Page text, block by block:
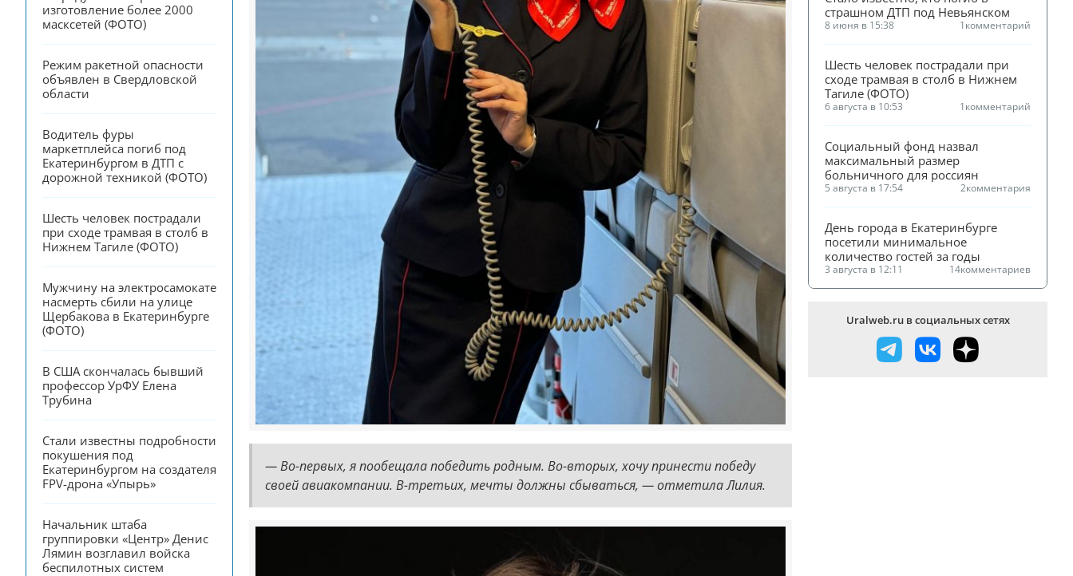
изготовление более 2000
масксетей (ФОТО)
Режим ракетной опасности
объявлен в Свердловской
области
Водитель фуры
маркетплейса погиб под
Екатеринбургом в ДТП с
дорожной техникой (ФОТО)
Шесть человек пострадали
при сходе трамвая в столб в
Нижнем Тагиле (ФОТО)
Мужчину на электросамокате
насмерть сбили на улице
Щербакова в Екатеринбурге
(ФОТО)
В США скончалась бывший
профессор УрФУ Елена
Трубина
Стали известны подробности
покушения под
Екатеринбургом на создателя
FPV-дрона «Упырь»
Начальник штаба
группировки «Центр» Денис
Лямин возглавил войска
беспилотных систем
— Во-первых, я пообещала победить родным. Во-вторых, хочу принести победу
своей авиакомпании. В-третьих, мечты должны сбываться, — отметила Лилия.
страшном ДТП под Невьянском
8 июня в 15:38 1комментарий
Шесть человек пострадали при
сходе трамвая в столб в Нижнем
Тагиле (ФОТО)
6 августа в 10:53 1комментарий
Социальный фонд назвал
максимальный размер
больничного для россиян
5 августа в 17:54 2комментария
День города в Екатеринбурге
посетили минимальное
количество гостей за годы
3 августа в 12:11 14комментариев
Uralweb.ru в социальных сетях